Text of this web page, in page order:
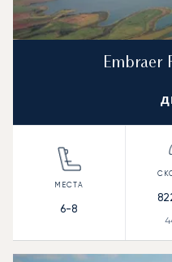
Embraer
6-8